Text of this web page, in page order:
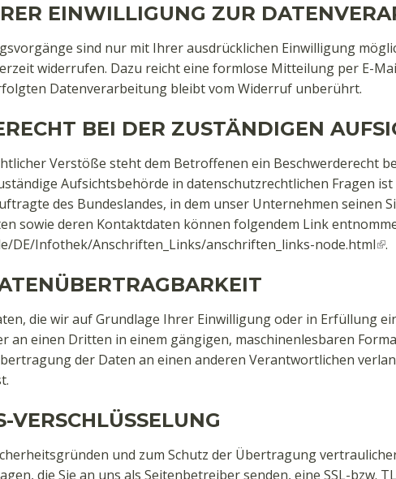
EINWILLIGUNG ZUR
sind nur mit Ihrer ausdrücklichen Einwilligung
widerrufen. Dazu reicht eine formlose Mitteilung per E-
Datenverarbeitung bleibt vom Widerruf unberührt.
BEI DER ZUSTÄNDIGEN
Verstöße steht dem Betroffenen ein Beschwerderecht
Aufsichtsbehörde in datenschutzrechtlichen Fragen ist
des Bundeslandes, in dem unser Unternehmen seinen
sowie deren Kontaktdaten können folgendem Link
DE/Infothek/Anschriften_Links/anschriften_links-node.html .
die wir auf Grundlage Ihrer Einwilligung oder in Erfüllung
an einen Dritten in einem gängigen, maschinenlesbaren
der Daten an einen anderen Verantwortlichen
VERSCHLÜSSELUNG
und zum Schutz der Übertragung
die Sie an uns als Seitenbetreiber senden, eine SSL-bzw.